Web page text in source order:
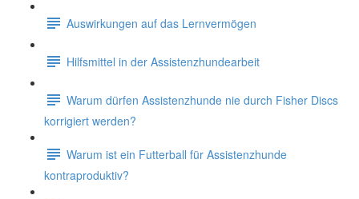
Auswirkungen auf das Lernvermögen
Hilfsmittel in der Assistenzhundearbeit
Warum dürfen Assistenzhunde nie durch Fisher Discs
korrigiert werden?
Warum ist ein Futterball für Assistenzhunde
kontraproduktiv?